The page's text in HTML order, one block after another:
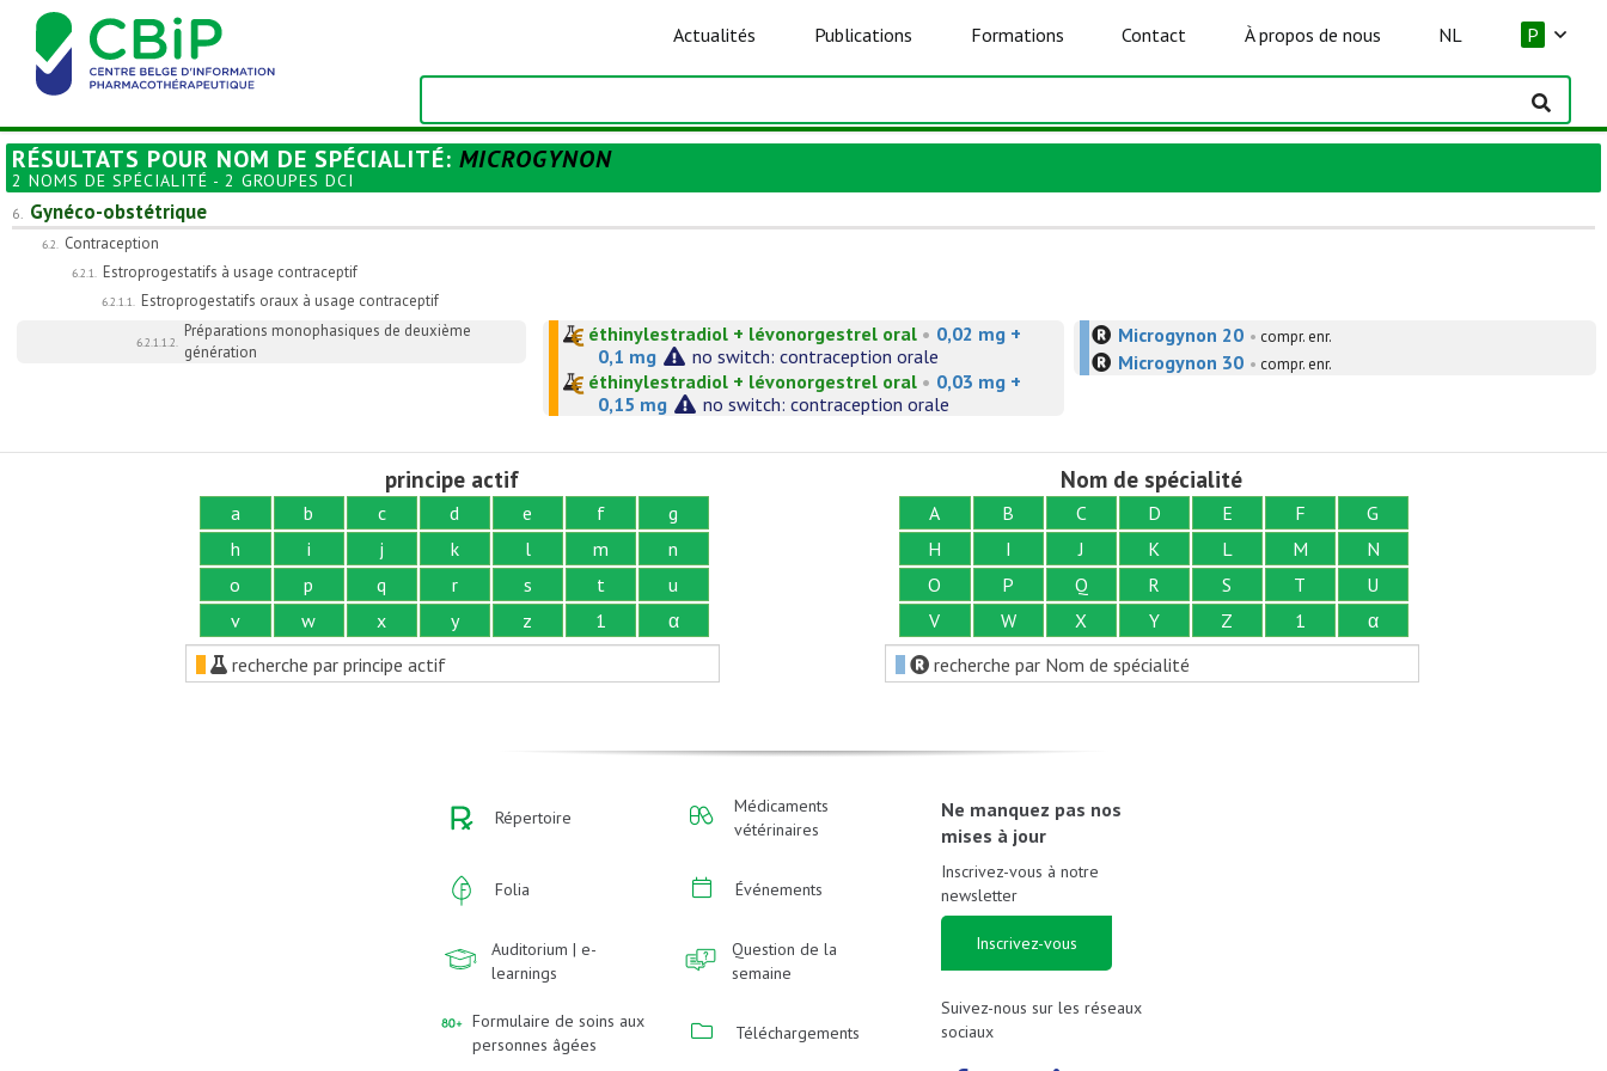
Actualités Publications Formations Contact À propos de nous NL P
RÉSULTATS POUR NOM DE SPÉCIALITÉ: MICROGYNON
2 NOMS DE SPÉCIALITÉ - 2 GROUPES DCI
6. Gynéco-obstétrique
6.2. Contraception
6.2.1. Estroprogestatifs à usage contraceptif
6.2.1.1. Estroprogestatifs oraux à usage contraceptif
6.2.1.1.2.
Préparations monophasiques de deuxième
génération
éthinylestradiol + lévonorgestrel oral• 0,02 mg +
0,1 mg
no switch: contraception orale
éthinylestradiol + lévonorgestrel oral• 0,03 mg +
0,15 mg
no switch: contraception orale
Microgynon 20 • compr. enr.
Microgynon 30 • compr. enr.
principe actif
a b c d e f
g
h
i j k l m
n
o
p q r s t
u
v
w x y z 1
α
recherche par principe actif
Nom de spécialité
A B C D E F
G
H
I J K L M
N
O
P Q R S T
U
V
W X Y Z 1
α
recherche par Nom de spécialité
Répertoire
Folia
Auditorium | e-
learnings
Formulaire de soins aux
personnes âgées
Médicaments
vétérinaires
Événements
Question de la
semaine
Téléchargements
Ne manquez pas nos
mises à jour
Inscrivez-vous à notre
newsletter
Inscrivez-vous
Suivez-nous sur les réseaux
sociaux